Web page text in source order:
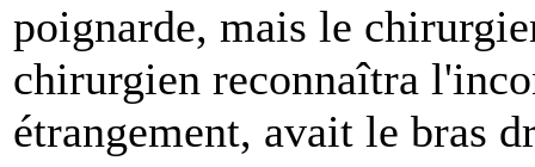
poignarde, mais le
chirurgien reconnaîtra
étrangement, avait le bras